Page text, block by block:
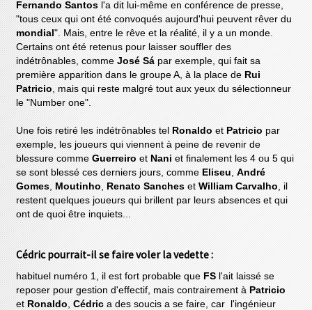
Fernando Santos l'a dit lui-même en conférence de presse,
"tous ceux qui ont été convoqués aujourd'hui peuvent rêver du
mondial". Mais, entre le rêve et la réalité, il y a un monde.
Certains ont été retenus pour laisser souffler des
indétrônables, commeJosé Sá par exemple, qui fait sa
première apparition dans le groupe A, à la place de Rui
Patricio, mais qui reste malgré tout aux yeux du sélectionneur
le "Number one".
Une fois retiré les indétrônables tel Ronaldoet Patriciopar
exemple, les joueurs qui viennent à peine de revenir de
blessure commeGuerreiroet Naniet finalement les 4 ou 5 qui
se sont blessé ces derniers jours, comme Eliseu ,André
Gomes,Moutinho Renato Sanches etWilliam Carvalho , il
restent quelques joueurs qui brillent par leurs absences et qui
ont de quoi être inquiets...
Cédric pourrait-il se faire voler la vedette :
habituel numéro 1, il est fort probable que FS l'ait laissé se
reposer pour gestion d'effectif, mais contrairement à Patricio
etRonaldo ,Cédrica des soucis a se faire, car l'ingénieur